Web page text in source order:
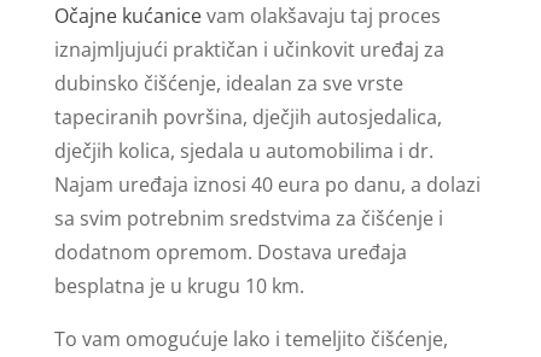
Očajne kućanicevam olakšavaju taj proces
iznajmljujući praktičan i učinkovit uređaj za
dubinsko čišćenje, idealan za sve vrste
tapeciranih površina, dječjih autosjedalica,
dječjih kolica, sjedala u automobilima i dr.
Najam uređaja iznosi 40 eura po danu, a dolazi
sa svim potrebnim sredstvima za čišćenje i
dodatnom opremom. Dostava uređaja
besplatna je u krugu 10 km.
To vam omogućuje lako i temeljito čišćenje,